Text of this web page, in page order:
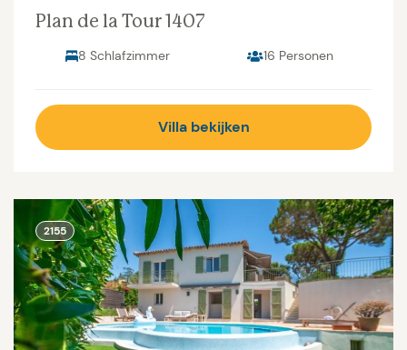
Plan de la Tour 1407
8 Schlafzimmer 16 Personen
Villa bekijken
2155